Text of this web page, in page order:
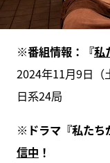
※番組情報：『私
2024年11月9日（
日系24局
※ドラマ『私たち
信中 ！